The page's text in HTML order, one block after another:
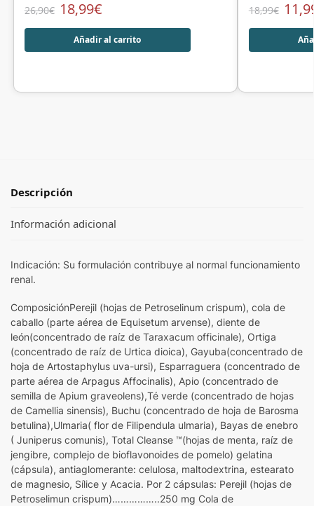
26,90€ 18,99€
Añadir al carrito
18,99€
Descripción
Información adicional
Indicación: Su formulación contribuye al normal funcionamiento
renal.
ComposiciónPerejil (hojas de Petroselinum crispum), cola de
caballo (parte aérea de Equisetum arvense), diente de
león(concentrado de raíz de Taraxacum officinale), Ortiga
(concentrado de raíz de Urtica dioica), Gayuba(concentrado de
hoja de Artostaphylus uva-ursi), Esparraguera (concentrado de
parte aérea de Arpagus Affocinalis), Apio (concentrado de
semilla de Apium graveolens),Té verde (concentrado de hojas
de Camellia sinensis), Buchu (concentrado de hoja de Barosma
betulina),Ulmaria( flor de Filipendula ulmaria), Bayas de enebro
( Juniperus comunis), Total Cleanse ™(hojas de menta, raíz de
jengibre, complejo de bioflavonoides de pomelo) gelatina
(cápsula), antiaglomerante: celulosa, maltodextrina, estearato
de magnesio, Sílice y Acacia. Por 2 cápsulas: Perejil (hojas de
Petroselimun crispum)……………..250 mg Cola de